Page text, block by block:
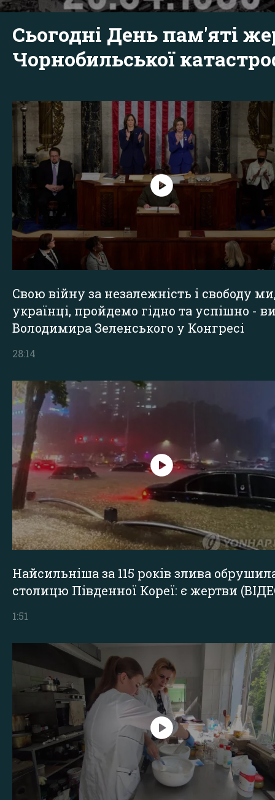
Сьогодні День пам'яті
Чорнобильської
Свою війну за незалежність і свободу
українці, пройдемо гідно та успішно -
Володимира Зеленського у Конгресі
28:14
Найсильніша за 115 років злива
столицю Південної Кореї: є жертви
1:51